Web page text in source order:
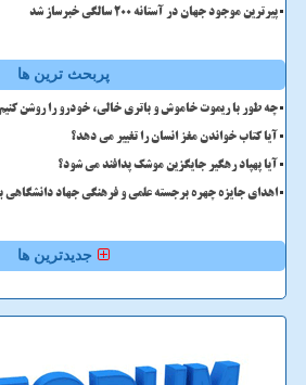
پیرترین موجود جهان در آستانه ۲۰۰ سالگی خبرساز شد
پربحث ترین ها
چه طور با ریموت خاموش و باتری خالی، خودرو را روشن
آیا کتاب خواندن مغز انسان را تغییر می دهد؟
آیا پهپاد رهگیر جایگزین موشک پدافند می شود؟
اهدای جایزه چهره برجسته علمی و فرهنگی جهاد دانشگاهی
جدیدترین ها